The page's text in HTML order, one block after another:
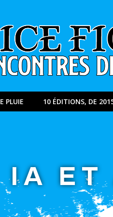
PLUIE 10 ÉDITIONS, DE
IA ET